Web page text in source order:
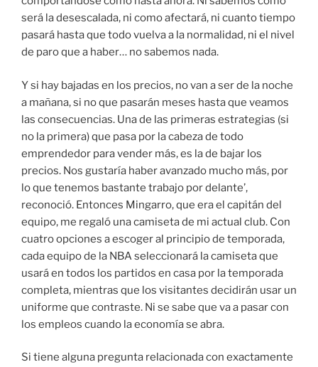
será la desescalada, ni como afectará, ni cuanto tiempo
pasará hasta que todo vuelva a la normalidad, ni el nivel
de paro que a haber… no sabemos nada.
Y si hay bajadas en los precios, no van a ser de la noche
a mañana, si no que pasarán meses hasta que veamos
las consecuencias. Una de las primeras estrategias (si
no la primera) que pasa por la cabeza de todo
emprendedor para vender más, es la de bajar los
precios. Nos gustaría haber avanzado mucho más, por
lo que tenemos bastante trabajo por delante’,
reconoció. Entonces Mingarro, que era el capitán del
equipo, me regaló una camiseta de mi actual club. Con
cuatro opciones a escoger al principio de temporada,
cada equipo de la NBA seleccionará la camiseta que
usará en todos los partidos en casa por la temporada
completa, mientras que los visitantes decidirán usar un
uniforme que contraste. Ni se sabe que va a pasar con
los empleos cuando la economía se abra.
Si tiene alguna pregunta relacionada con exactamente